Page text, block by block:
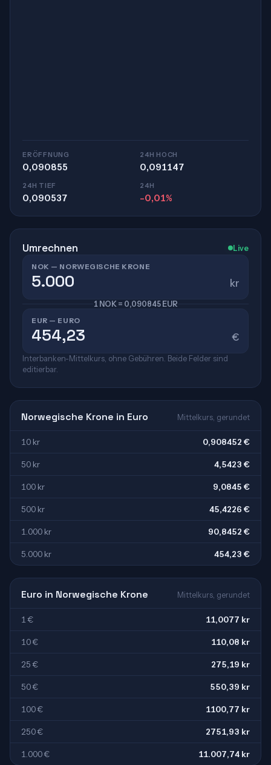
ERÖFFNUNG
0,090855
24H HOCH
0,091147
24H TIEF
0,090537
24H
-0,01%
Umrechnen Live
NOK — NORWEGISCHE KRONE
kr
1 NOK = 0,090845 EUR
EUR — EURO
€
Interbanken-Mittelkurs, ohne Gebühren. Beide Felder sind
editierbar.
Norwegische Krone in Euro Mittelkurs, gerundet
10 kr 0,908452 €
50 kr 4,5423 €
100 kr 9,0845 €
500 kr 45,4226 €
1.000 kr 90,8452 €
5.000 kr 454,23 €
Euro in Norwegische Krone Mittelkurs, gerundet
1 € 11,0077 kr
10 € 110,08 kr
25 € 275,19 kr
50 € 550,39 kr
100 € 1100,77 kr
250 € 2751,93 kr
1.000 € 11.007,74 kr